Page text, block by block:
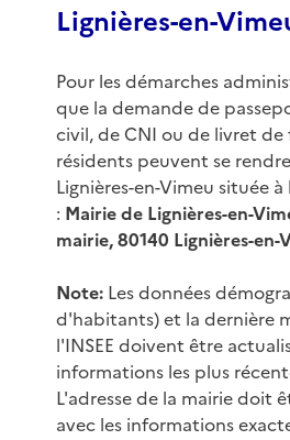
Lignières-en-
Pour les démarches
que la demande de
civil, de CNI ou de livret de
résidents peuvent se
Lignières-en-Vimeu située
: Mairie de Lignières-en-
mairie, 80140 Lignières-en-
Note:Les données
d'habitants) et la dernière
l'INSEE doivent être
informations les plus
L'adresse de la mairie doit
avec les informations